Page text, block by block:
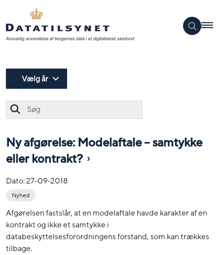
Vælg år
Ny afgørelse: Modelaftale – samtykke
eller kontrakt?
Dato:27-09-2018
Nyhed
Afgørelsen fastslår, at en modelaftale havde karakter af en
kontrakt og ikke et samtykke i
databeskyttelsesforordningens forstand, som kan trækkes
tilbage.